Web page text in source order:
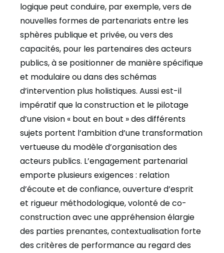
logique peut conduire, par exemple, vers de
nouvelles formes de partenariats entre les
sphères publique et privée, ou vers des
capacités, pour les partenaires des acteurs
publics, à se positionner de manière spécifique
et modulaire ou dans des schémas
d’intervention plus holistiques. Aussi est-il
impératif que la construction et le pilotage
d’une vision « bout en bout » des différents
sujets portent l’ambition d’une transformation
vertueuse du modèle d’organisation des
acteurs publics. L’engagement partenarial
emporte plusieurs exigences : relation
d’écoute et de confiance, ouverture d’esprit
et rigueur méthodologique, volonté de co-
construction avec une appréhension élargie
des parties prenantes, contextualisation forte
des critères de performance au regard des